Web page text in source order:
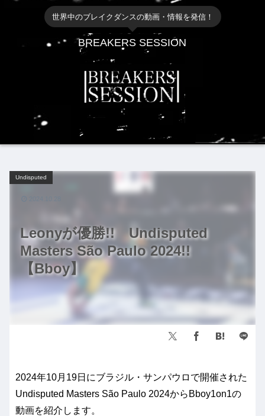
世界中のブレイクダンスの動画・情報を発信！
BREAKERS SESSION
Leonyが優勝!! Undisputed
Masters São Paulo 2024!!
【Bboy】
Undisputed
2024年10月19日にブラジル・サンパウロで開催された
Undisputed Masters São Paulo 2024からBboy1on1の
動画を紹介します。